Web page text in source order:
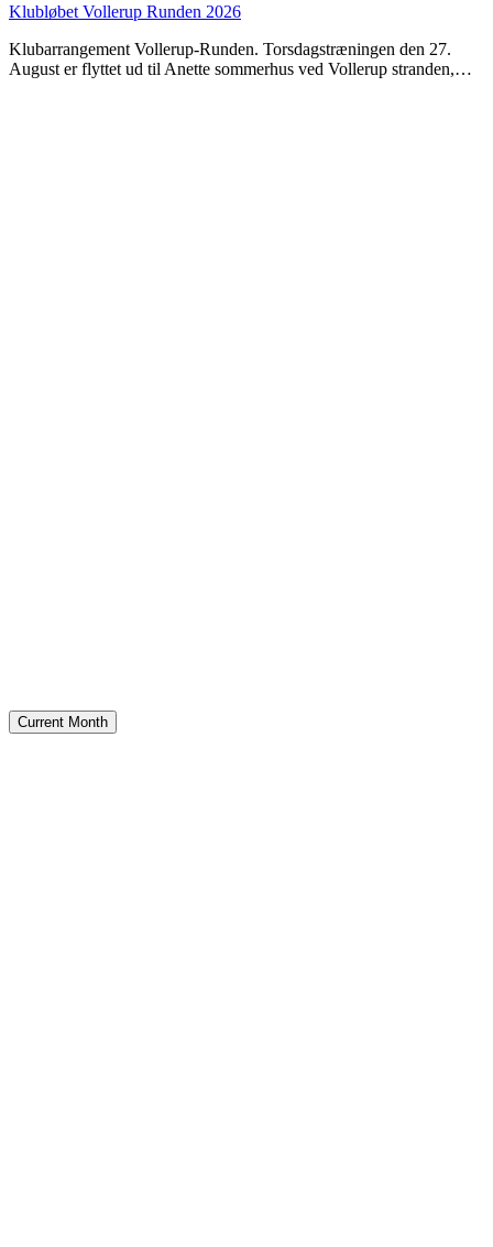
Klubløbet Vollerup Runden 2026
Klubarrangement Vollerup-Runden. Torsdagstræningen den 27.
August er flyttet ud til Anette sommerhus ved Vollerup stranden,…
Current Month